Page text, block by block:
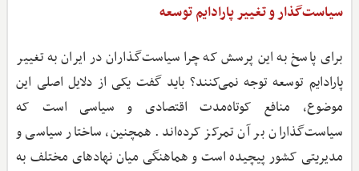
سیاست‌گذار و تغییر پارادایم توسعه
برای پاسخ به این پرسش که چرا سیاست‌گذاران در ایران به تغییر
پارادایم توسعه توجه نمی‌کنند؟ باید گفت یکی از دلایل اصلی این
موضوع، منافع کوتاه‌مدت اقتصادی و سیاسی است که
سیاست‌گذاران بر آن تمرکز کرده‌اند. همچنین، ساختار سیاسی و
مدیریتی کشور پیچیده است و هماهنگی میان نهادهای مختلف به